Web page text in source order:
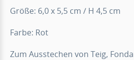
Größe: 6,0 x 5,5 cm / H 4,5 cm
Farbe: Rot
Zum Ausstechen von Teig,